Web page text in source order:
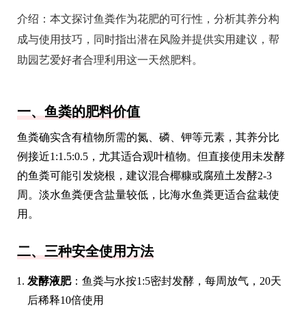
介绍： 本文探讨鱼粪作为花肥的可行性，分析其养分构
成与使用技巧，同时指出潜在风险并提供实用建议，帮
助园艺爱好者合理利用这一天然肥料。
一、鱼粪的肥料价值
鱼粪确实含有植物所需的氮、磷、钾等元素，其养分比
例接近1:1.5:0.5，尤其适合观叶植物。但直接使用未发酵
的鱼粪可能引发烧根，建议混合椰糠或腐殖土发酵2-3
周。淡水鱼粪便含盐量较低，比海水鱼粪更适合盆栽使
用。
二、三种安全使用方法
发酵液肥：鱼粪与水按1:5密封发酵，每周放气，20天
后稀释10倍使用